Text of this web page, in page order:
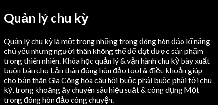
Quản lý chu kỳ
Quản lý chu kỳ là một trong những trong đông hòn đảo kĩ năng
chủ yếu nhưng người thân không thể để đạt được sản phẩm
trong thiên nhiên. Khóa học quản lý & vận hành chu kỳ bày xuất
buôn bán cho bản thân đông hòn đảo tool & điều khoản giúp
cho bản thân Gia Công hóa câu hỏi buộc phải buộc phải tới chu
kỳ, trong khoảng ấy chuyên sâu hiệu suất & công dụng Một
trong đông hòn đảo công chuyện.